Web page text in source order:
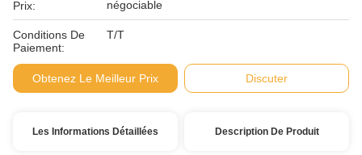
Prix: négociable
Conditions De
Paiement:
T/T
Obtenez Le Meilleur Prix Discuter
Les Informations Détaillées Description De Produit